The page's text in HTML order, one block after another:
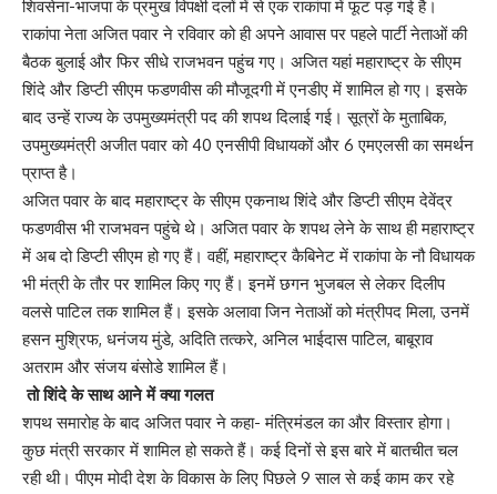
शिवसेना-भाजपा के प्रमुख विपक्षी दलों में से एक राकांपा में फूट पड़ गई है।
राकांपा नेता अजित पवार ने रविवार को ही अपने आवास पर पहले पार्टी नेताओं की
बैठक बुलाई और फिर सीधे राजभवन पहुंच गए। अजित यहां महाराष्ट्र के सीएम
शिंदे और डिप्टी सीएम फडणवीस की मौजूदगी में एनडीए में शामिल हो गए। इसके
बाद उन्हें राज्य के उपमुख्यमंत्री पद की शपथ दिलाई गई। सूत्रों के मुताबिक,
उपमुख्यमंत्री अजीत पवार को 40 एनसीपी विधायकों और 6 एमएलसी का समर्थन
प्राप्त है।
अजित पवार के बाद महाराष्ट्र के सीएम एकनाथ शिंदे और डिप्टी सीएम देवेंद्र
फडणवीस भी राजभवन पहुंचे थे। अजित पवार के शपथ लेने के साथ ही महाराष्ट्र
में अब दो डिप्टी सीएम हो गए हैं। वहीं, महाराष्ट्र कैबिनेट में राकांपा के नौ विधायक
भी मंत्री के तौर पर शामिल किए गए हैं। इनमें छगन भुजबल से लेकर दिलीप
वलसे पाटिल तक शामिल हैं। इसके अलावा जिन नेताओं को मंत्रीपद मिला, उनमें
हसन मुश्रिफ, धनंजय मुंडे, अदिति तत्करे, अनिल भाईदास पाटिल, बाबूराव
अतराम और संजय बंसोडे शामिल हैं।
तो शिंदे के साथ आने में क्या गलत
शपथ समारोह के बाद अजित पवार ने कहा- मंत्रिमंडल का और विस्तार होगा।
कुछ मंत्री सरकार में शामिल हो सकते हैं। कई दिनों से इस बारे में बातचीत चल
रही थी। पीएम मोदी देश के विकास के लिए पिछले 9 साल से कई काम कर रहे